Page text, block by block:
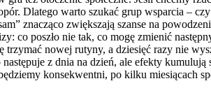
Dlatego warto szukać grup wsparcia –
znacząco zwiększają szanse na
co poszło nie tak, co mogę zmienić
trzymać nowej rutyny, a dziesięć razy nie
z dnia na dzień, ale efekty
konsekwentni, po kilku miesiącach